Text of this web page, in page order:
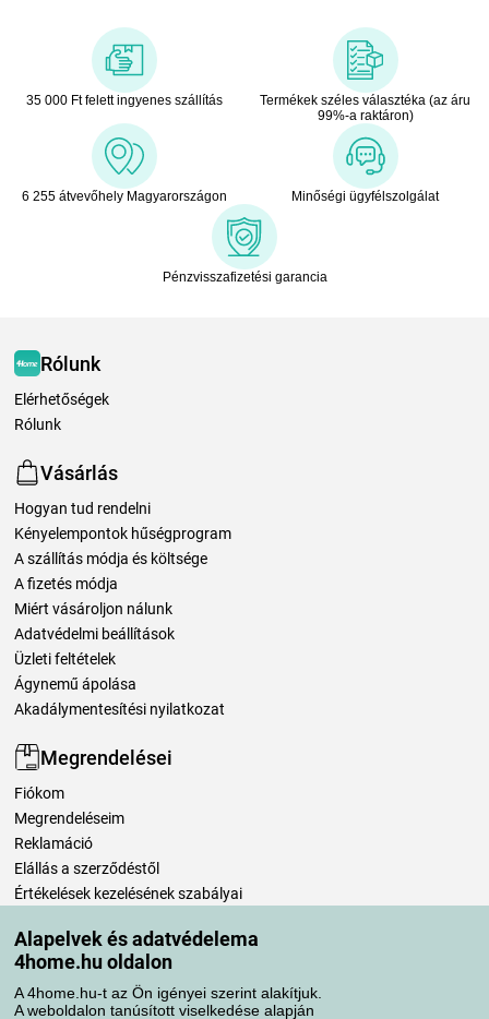
Alapelvek és adatvédelema
4home.hu oldalon
A 4home.hu-t az Ön igényei szerint alakítjuk.
A weboldalon tanúsított viselkedése alapján
35 000 Ft felett ingyenes szállítás
Termékek széles választéka (az áru
99%-a raktáron)
6 255 átvevőhely Magyarországon Minőségi ügyfélszolgálat
Pénzvisszafizetési garancia
Rólunk
Elérhetőségek
Rólunk
Vásárlás
Hogyan tud rendelni
Kényelempontok hűségprogram
A szállítás módja és költsége
A fizetés módja
Miért vásároljon nálunk
Adatvédelmi beállítások
Üzleti feltételek
Ágynemű ápolása
Akadálymentesítési nyilatkozat
Megrendelései
Fiókom
Megrendeléseim
Reklamáció
Elállás a szerződéstől
Értékelések kezelésének szabályai
Szállítási módok